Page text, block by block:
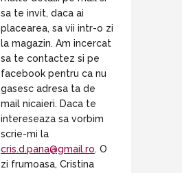
sa te invit, daca ai
placearea, sa vii intr-o zi
la magazin. Am incercat
sa te contactez si pe
facebook pentru ca nu
gasesc adresa ta de
mail nicaieri. Daca te
intereseaza sa vorbim
scrie-mi la
cris.d.pana@gmail.ro. O
zi frumoasa, Cristina